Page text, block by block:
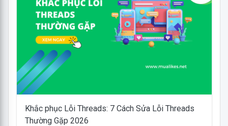
Khắc phục Lỗi Threads: 7 Cách Sửa Lỗi Threads
Thường Gặp 2026